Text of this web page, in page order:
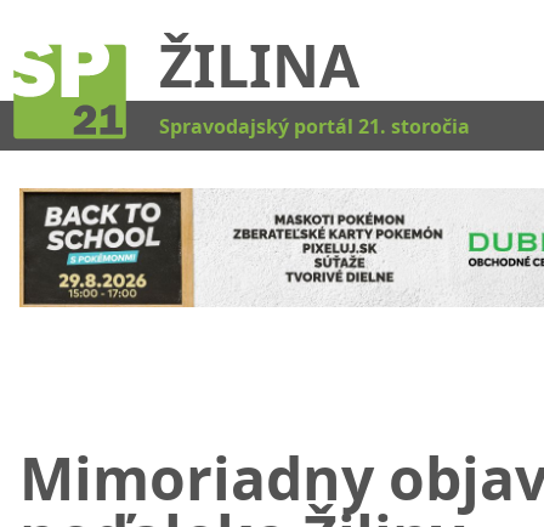
ŽILINA
Spravodajský portál 21. storočia
Mimoriadny